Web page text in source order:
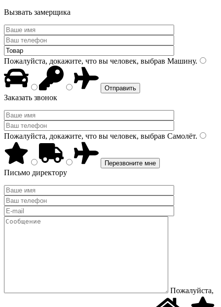
Вызвать замерщика
Пожалуйста, докажите, что вы человек, выбрав Машину.
Заказать звонок
Пожалуйста, докажите, что вы человек, выбрав Самолёт.
Письмо директору
Пожалуйста,